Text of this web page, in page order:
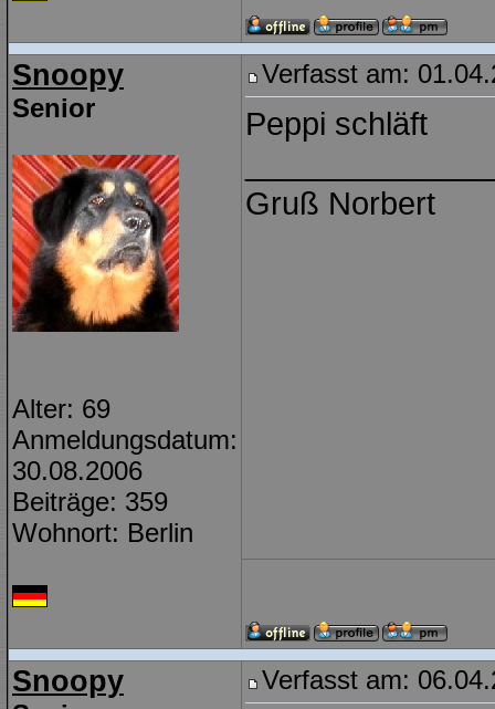
Snoopy
Senior
Alter: 69
Anmeldungsdatum:
30.08.2006
Beiträge: 359
Wohnort: Berlin
Verfasst am:
Peppi schläft
Gruß Norbert
Snoopy Verfasst am: